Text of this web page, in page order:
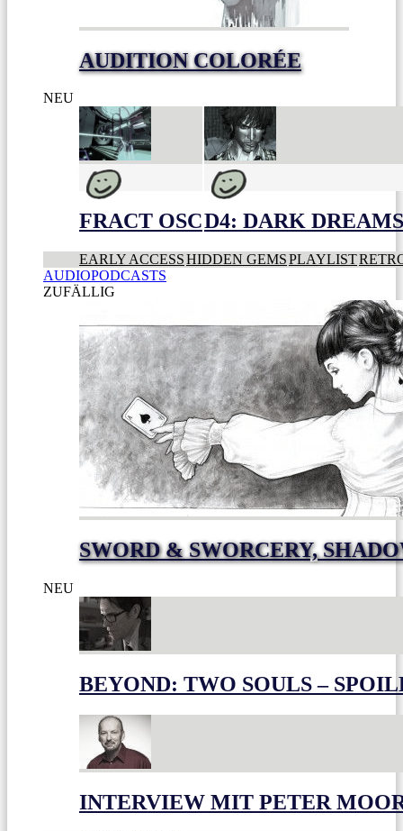
AUDITION COLORÉE
NEU
FRACT OSCD4: DARK
EARLY ACCESSHIDDEN GEMSPLAYLIST
AUDIOPODCASTS
ZUFÄLLIG
SWORD & SWORCERY,
NEU
BEYOND: TWO SOULS –
INTERVIEW MIT PETER